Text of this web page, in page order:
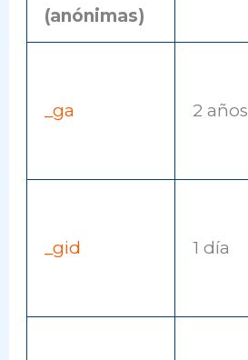
(anónimas)
_ga 2 años
_gid 1 día